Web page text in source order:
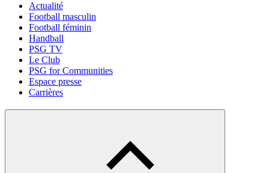
Actualité
Football masculin
Football féminin
Handball
PSG TV
Le Club
PSG for Communities
Espace presse
Carrières